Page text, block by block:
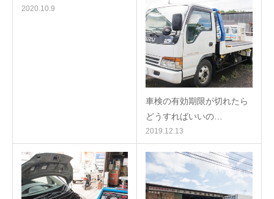
2020.10.9
車検の有効期限が切れたら
どうすればいいの…
2019.12.13